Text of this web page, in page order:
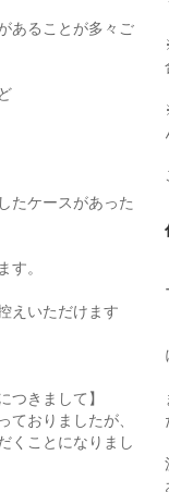
あることが多々ご
たケースがあった
す。
えいただけます
つきまして】
ておりましたが、
くことになりまし